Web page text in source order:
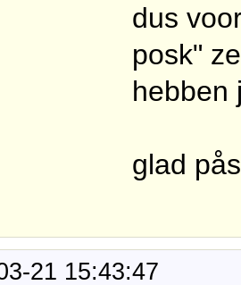
dus
posk"
hebben
glad
21 15:43:47